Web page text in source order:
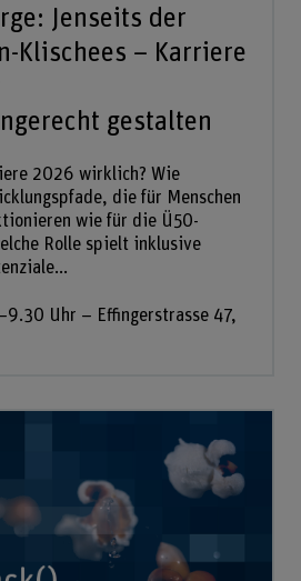
Jenseits der
Klischees – Karriere
gestalten
2026 wirklich? Wie
die für Menschen
wie für die Ü50-
Rolle spielt inklusive
Uhr – Effingerstrasse 47,